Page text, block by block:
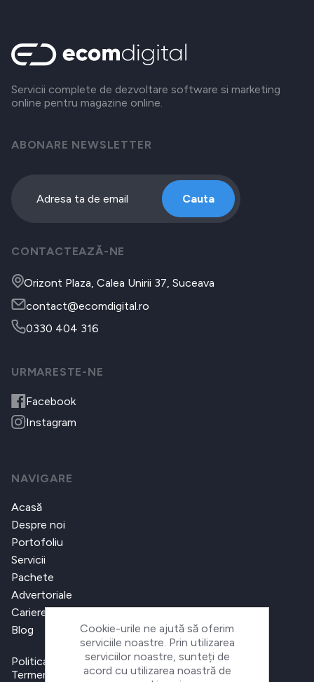
Servicii complete de dezvoltare software si marketing
online pentru magazine online.
ABONARE NEWSLETTER
Cauta
CONTACTEAZĂ-NE
Orizont Plaza, Calea Unirii 37, Suceava
contact@ecomdigital.ro
0330 404 316
URMARESTE-NE
Facebook
Instagram
NAVIGARE
Acasă
Despre noi
Portofoliu
Servicii
Pachete
Advertoriale
Cariere
Blog
Politica de confidențialitate
Termeni și condiții
Cookie-urile ne ajută să oferim
serviciile noastre. Prin utilizarea
serviciilor noastre, sunteți de
acord cu utilizarea noastră de